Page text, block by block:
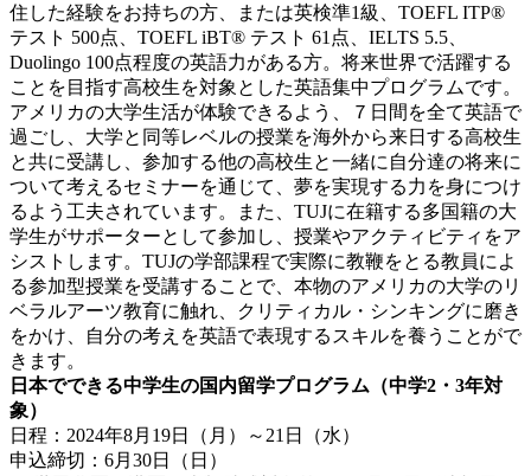
住した経験をお持ちの方、または英検準1級、TOEFL ITP®
テスト 500点、TOEFL iBT® テスト 61点、IELTS 5.5、
Duolingo 100点程度の英語力がある方。将来世界で活躍する
ことを目指す高校生を対象とした英語集中プログラムです。
アメリカの大学生活が体験できるよう、７日間を全て英語で
過ごし、大学と同等レベルの授業を海外から来日する高校生
と共に受講し、参加する他の高校生と一緒に自分達の将来に
ついて考えるセミナーを通じて、夢を実現する力を身につけ
るよう工夫されています。また、TUJに在籍する多国籍の大
学生がサポーターとして参加し、授業やアクティビティをア
シストします。TUJの学部課程で実際に教鞭をとる教員によ
る参加型授業を受講することで、本物のアメリカの大学のリ
ベラルアーツ教育に触れ、クリティカル・シンキングに磨き
をかけ、自分の考えを英語で表現するスキルを養うことがで
きます。
日本でできる中学生の国内留学プログラム（中学2・3年対
象）
日程：2024年8月19日（月）～21日（水）
申込締切：6月30日（日）